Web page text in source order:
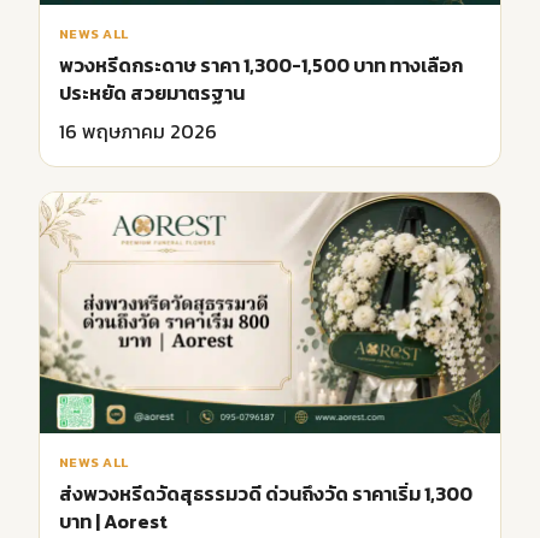
NEWS ALL
พวงหรีดกระดาษ ราคา 1,300-1,500 บาท ทางเลือก
ประหยัด สวยมาตรฐาน
16 พฤษภาคม 2026
NEWS ALL
ส่งพวงหรีดวัดสุธรรมวดี ด่วนถึงวัด ราคาเริ่ม 1,300
บาท | Aorest